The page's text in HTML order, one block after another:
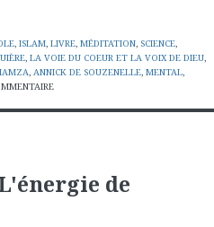
, ISLAM, LIVRE, MÉDITATION, SCIENCE,
,LA VOIE DU COEUR ET LA VOIX DE DIEU,
, ANNICK DE SOUZENELLE, MENTAL,
de